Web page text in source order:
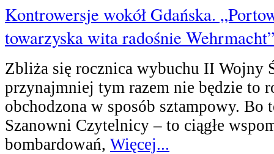
Kontrowersje wokół Gdańska.
towarzyska wita radośnie
Zbliża się rocznica wybuchu II Wojny
przynajmniej tym razem nie będzie to
obchodzona w sposób sztampowy. Bo
Szanowni Czytelnicy – to ciągłe
bombardowań, Więcej...